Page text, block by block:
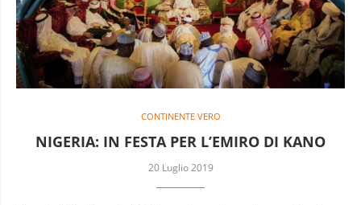
CONTINENTE VERO
NIGERIA: IN FESTA PER L’EMIRO DI KANO
20 Luglio 2019